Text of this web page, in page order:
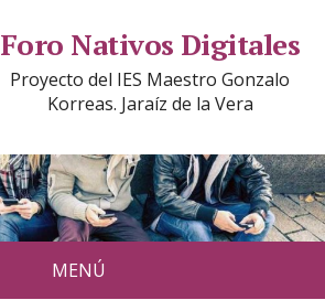
Foro Nativos Digitales
Proyecto del IES Maestro Gonzalo
Korreas. Jaraíz de la Vera
MENÚ